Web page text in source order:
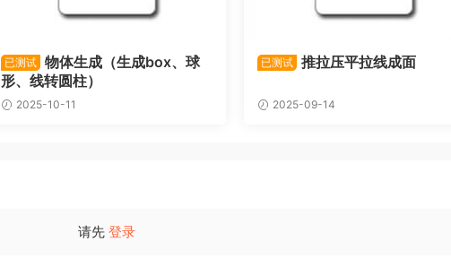
已测试
物体生成（生成box、球
形、线转圆柱）
2025-10-11
已测试 推拉压平拉线成面
2025-09-14
请先 登录